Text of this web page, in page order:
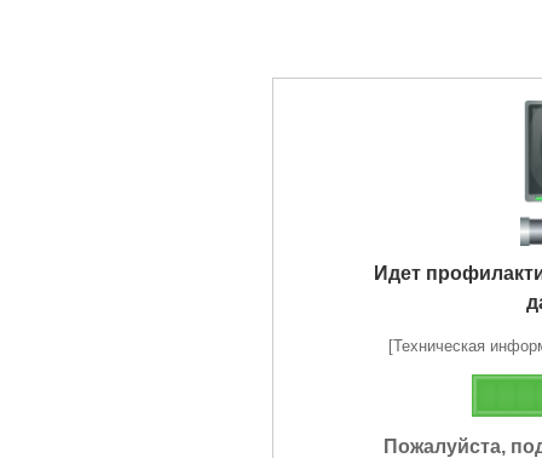
Идет
[Техническая
Пожалуйста,